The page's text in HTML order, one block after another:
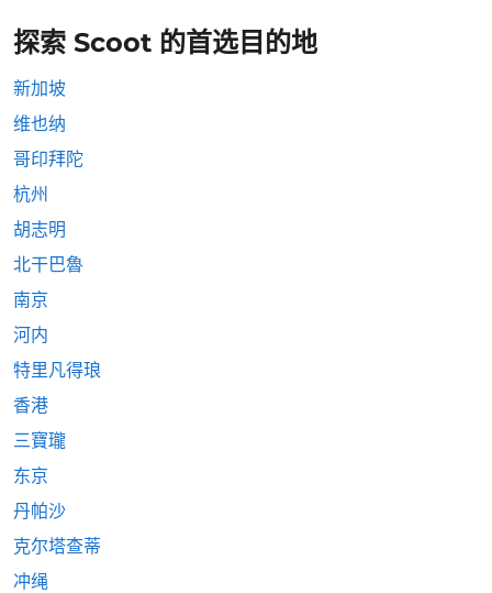
探索 Scoot 的首选目的地
新加坡
维也纳
哥印拜陀
杭州
胡志明
北干巴魯
南京
河内
特里凡得琅
香港
三寶瓏
东京
丹帕沙
克尔塔查蒂
冲绳